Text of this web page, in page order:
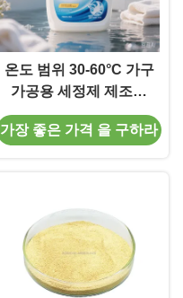
온도 범위 30-60°C 가구
가공용 세정제 제조용
가공용 가공용 세정제
가장 좋은 가격 을 구하라